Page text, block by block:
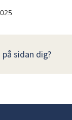
sidan dig?